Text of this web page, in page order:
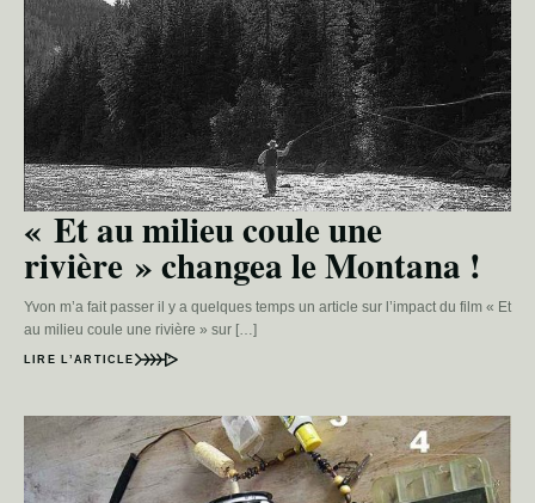
« Et au milieu coule une
rivière » changea le Montana !
Yvon m’a fait passer il y a quelques temps un article sur l’impact du film « Et
au milieu coule une rivière » sur […]
LIRE L’ARTICLE